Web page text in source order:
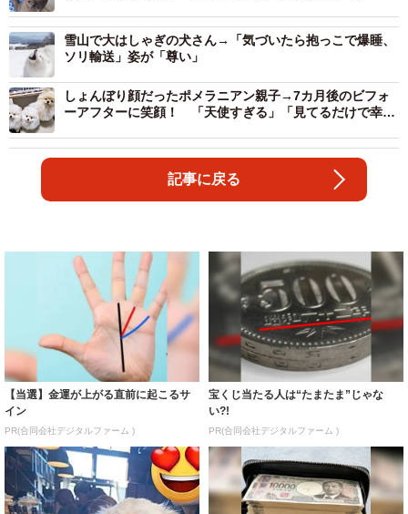
雪山で大はしゃぎの犬さん→「気づいたら抱っこで爆睡、
ソリ輸送」姿が「尊い」
しょんぼり顔だったポメラニアン親子→7カ月後のビフォ
ーアフターに笑顔！ 「天使すぎる」「見てるだけで幸
記事に戻る
【当選】金運が上がる直前に起こるサ
イン
PR(合同会社デジタルファーム )
宝くじ当たる人は“たまたま”じゃな
い?!
PR(合同会社デジタルファーム )